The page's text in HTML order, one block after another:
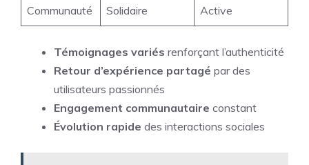
Communauté Solidaire Active
Témoignages variés renforçant l’authenticité
Retour d’expérience partagé par des
utilisateurs passionnés
Engagement communautaire constant
Évolution rapide des interactions sociales